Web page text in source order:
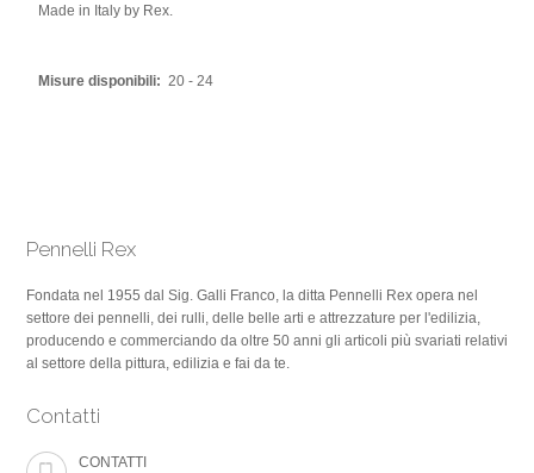
Made in Italy by Rex.
Misure disponibili: 20 - 24
Pennelli Rex
Fondata nel 1955 dal Sig. Galli Franco, la ditta Pennelli Rex opera nel
settore dei pennelli, dei rulli, delle belle arti e attrezzature per l'edilizia,
producendo e commerciando da oltre 50 anni gli articoli più svariati relativi
al settore della pittura, edilizia e fai da te.
Contatti
CONTATTI